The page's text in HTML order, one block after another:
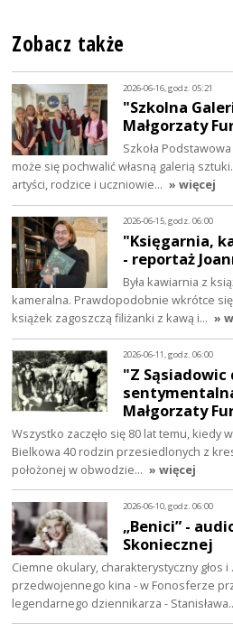
Zobacz także
2026-06-16, godz. 05:21
"Szkolna
Małgorzaty
Szkoła
może się pochwalić własną galerią
artyści, rodzice i uczniowie… » więcej
2026-06-15, godz. 06:00
"Księgarnia,
- reportaż
Była kawiarnia z
kameralna. Prawdopodobnie wkrótce
książek zagoszczą filiżanki z kawą i… »
2026-06-11, godz. 06:00
"Z Sąsiadowic
Małgorzaty
Wszystko zaczęło się 80 lat temu, kiedy
Bielkowa 40 rodzin przesiedlonych z
położonej w obwodzie… » więcej
2026-06-10, godz. 06:00
„Benici” -
Skoniecznej
Ciemne okulary, charakterystyczny głos i
przedwojennego kina - w Fonosferze
legendarnego dziennikarza -